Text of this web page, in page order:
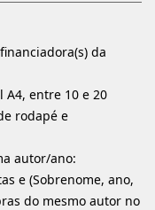
da
A4, entre 10 e 20
rodapé e
autor/ano:
e (Sobrenome, ano,
do mesmo autor no